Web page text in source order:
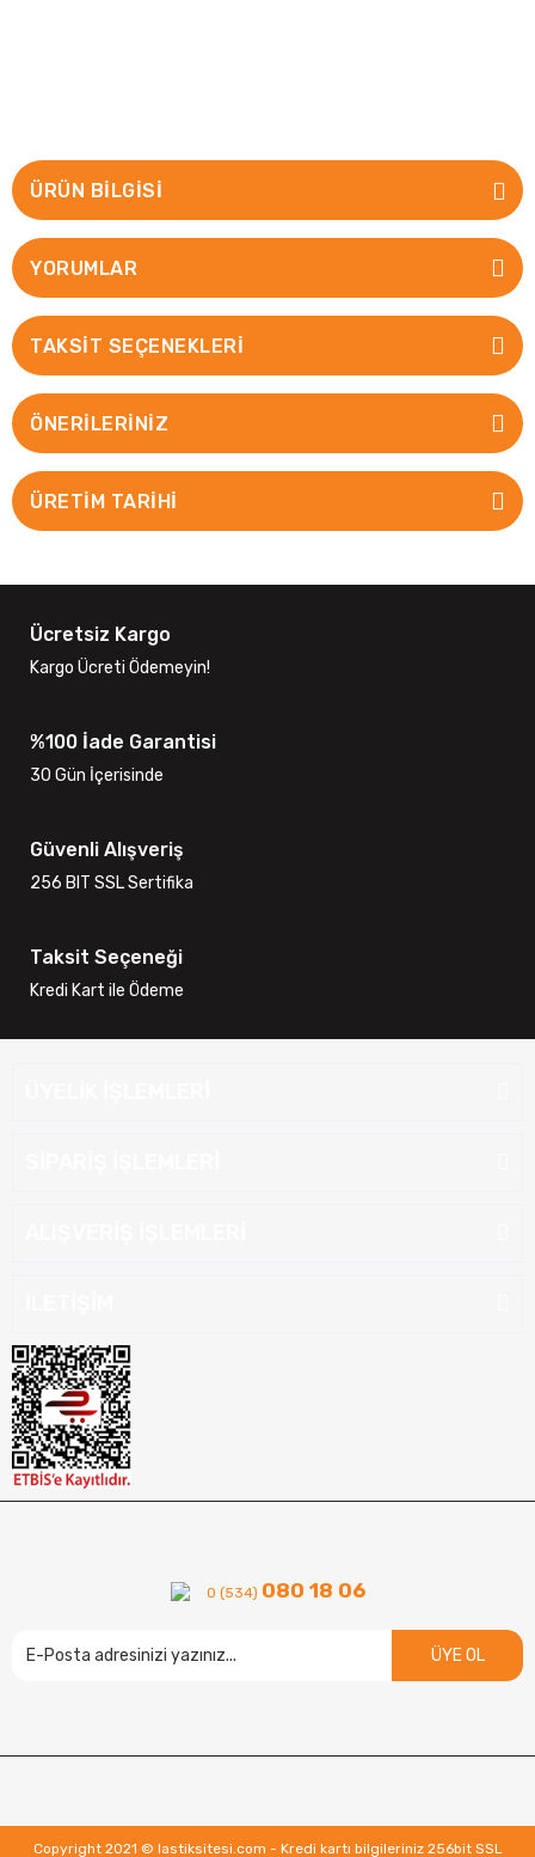
ÜRÜN BILGISI
YORUMLAR
TAKSIT SEÇENEKLERI
ÖNERILERINIZ
ÜRETİM TARİHİ
Ücretsiz Kargo
Kargo Ücreti Ödemeyin!
%100 İade Garantisi
30 Gün İçerisinde
Güvenli Alışveriş
256 BIT SSL Sertifika
Taksit Seçeneği
Kredi Kart ile Ödeme
0 (534) 080 18 06
ÜYE OL
Copyright 2021 © lastiksitesi.com - Kredi kartı bilgileriniz 256bit SSL